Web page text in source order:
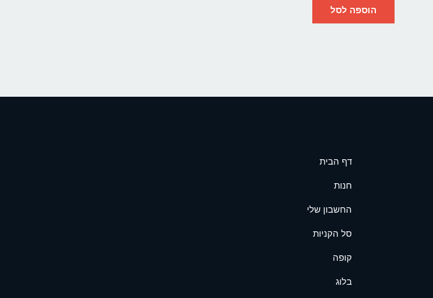
הוספה לסל
דף הבית
חנות
החשבון שלי
סל הקניות
קופה
בלוג